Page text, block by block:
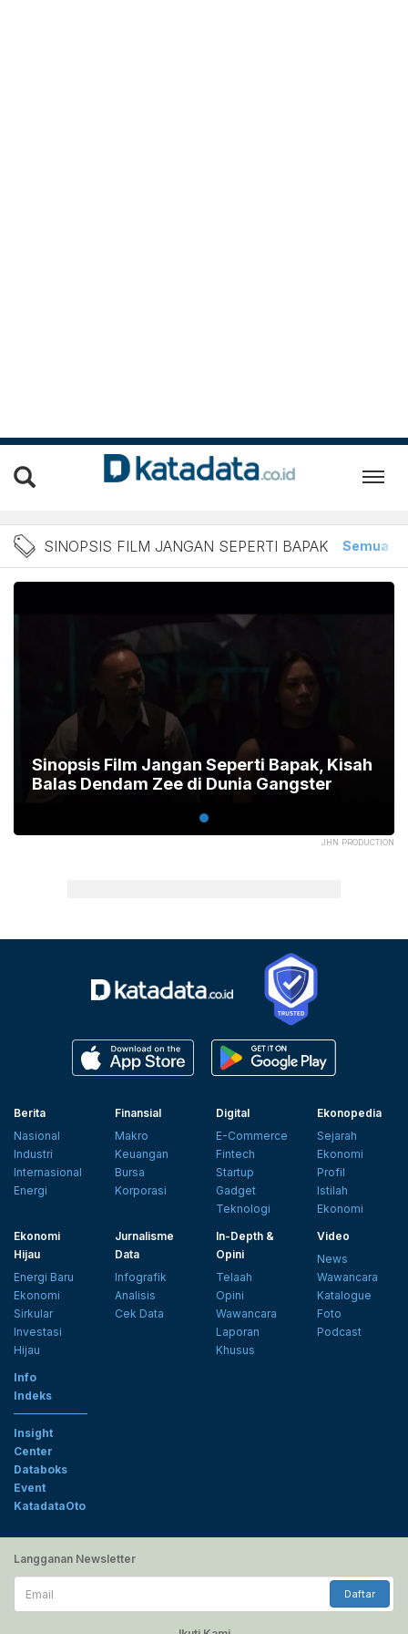
Berita Sinopsis Film
SINOPSIS FILM JANGAN SEPERTI BAPAK Semua
JHN PRODUCTION
Sinopsis Film Jangan Seperti Bapak, Kisah
Balas Dendam Zee di Dunia Gangster
Berita
Nasional
Industri
Internasional
Energi
Finansial
Makro
Keuangan
Bursa
Korporasi
Digital
E-Commerce
Fintech
Startup
Gadget
Teknologi
Ekonopedia
Sejarah
Ekonomi
Profil
Istilah
Ekonomi
Ekonomi
Hijau
Energi Baru
Ekonomi
Sirkular
Investasi
Hijau
Jurnalisme
Data
Infografik
Analisis
Cek Data
In-Depth &
Opini
Telaah
Opini
Wawancara
Laporan
Khusus
Video
News
Wawancara
Katalogue
Foto
Podcast
Info
Indeks
Insight
Center
Databoks
Event
KatadataOto
Langganan Newsletter
Email
Daftar